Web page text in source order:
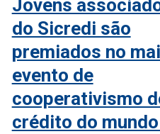
Jovens
do Sicredi são
premiados no
evento de
cooperativismo
crédito do